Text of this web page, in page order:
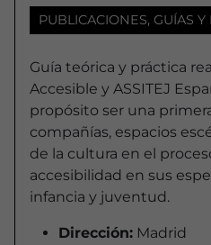
PUBLICACIONES, GUÍAS
Guía teórica y práctica
Accesible y ASSITEJ
propósito ser una
compañías, espacios
de la cultura en el
accesibilidad en sus
infancia y juventud.
Dirección: Madrid